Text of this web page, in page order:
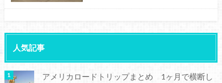
人気記事
アメリカロードトリップまとめ 1ヶ月で横断し